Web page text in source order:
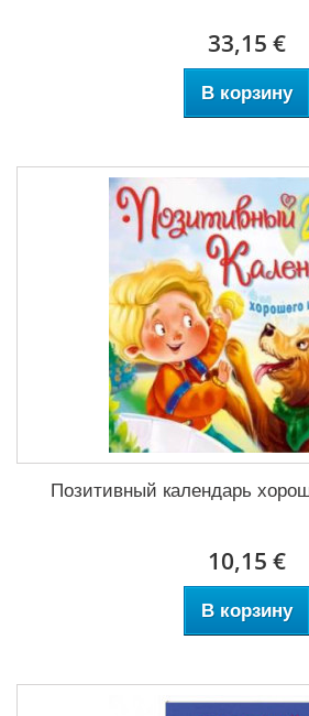
33,15 €
В корзину
Позитивный календарь
10,15 €
В корзину